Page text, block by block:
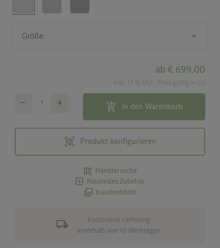
Größe keyboard_arrow_down
ab € 699,00
Inkl. 17 % USt., Preis gültig in LU
remove add add_shopping_cart In den Warenkorb
view_in_ar Produkt konfigurieren
map_search Händlersuche
add_box Passendes Zubehör
photo_library Kundenbilder
local_shipping
Kostenlose Lieferung
innerhalb von 10 Werktagen